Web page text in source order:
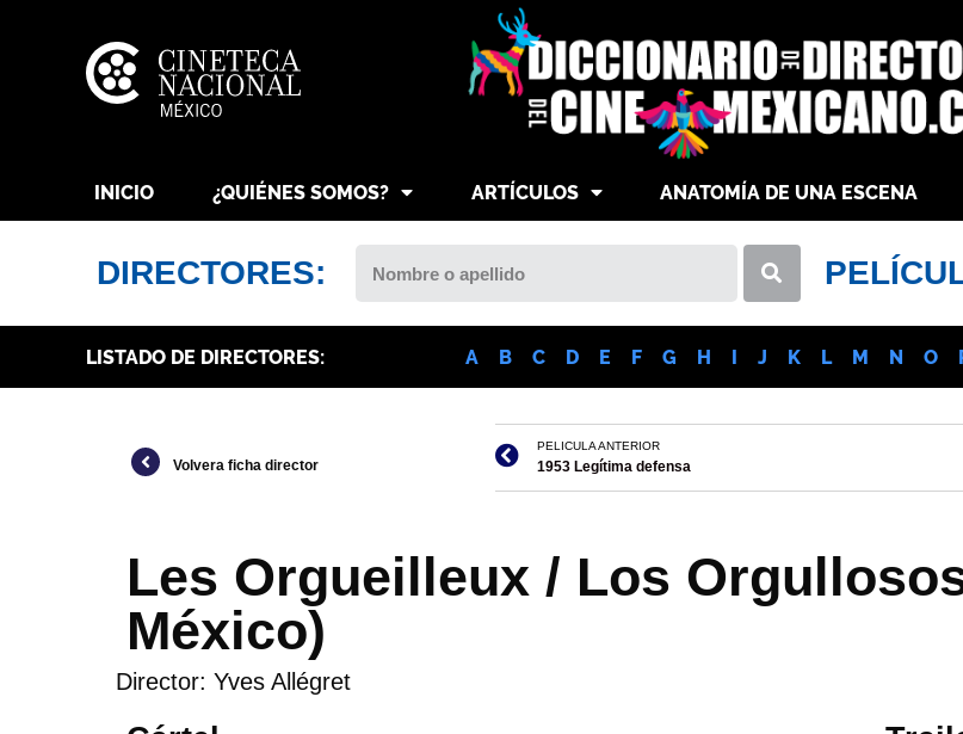
INICIO ¿QUIÉNES SOMOS? ARTÍCULOS ANATOMÍA DE UNA ESCENA
DIRECTORES:
LISTADO DE DIRECTORES: A B C D E F G H I J K L M N O
Volvera ficha director
PELICULA ANTERIOR
1953 Legítima defensa
Les Orgueilleux / Los
México)
Director: Yves Allégret